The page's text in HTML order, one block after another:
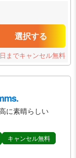
選択する
までキャンセル無料
に素晴らしい
キャンセル無料